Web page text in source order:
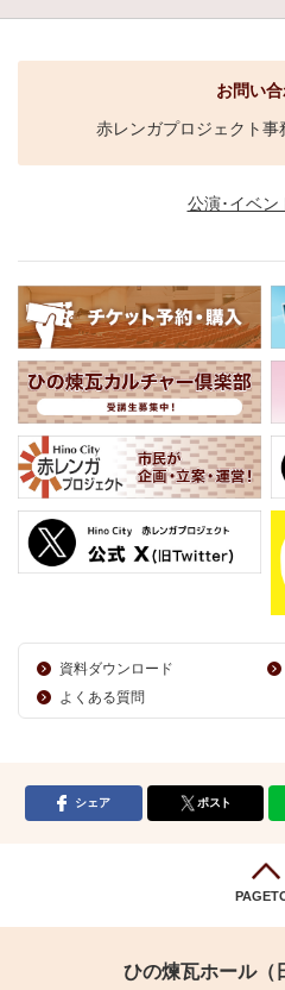
お問い
赤レンガプロジェクト
公演･イベン
資料ダウンロード
よくある質問
シェア ポスト
ひの煉瓦ホール（